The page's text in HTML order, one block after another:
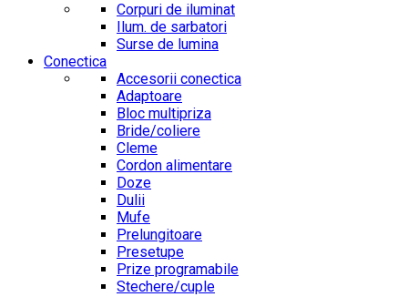
Corpuri de iluminat
Ilum. de sarbatori
Surse de lumina
Conectica
Accesorii conectica
Adaptoare
Bloc multipriza
Bride/coliere
Cleme
Cordon alimentare
Doze
Dulii
Mufe
Prelungitoare
Presetupe
Prize programabile
Stechere/cuple